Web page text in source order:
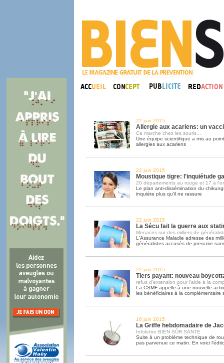
22 juin 2015
Allergie aux acariens: un
Ca marche chez les souris...
Une équipe scientifique a mis au
allergies aux acariens
22 juin 2015
Moustique tigre: l'inquiétude
20 départements au rouge et 17 à
Le plan anti-dissémination du
inquiète plus qu'il ne rassure
22 juin 2015
La Sécu fait la guerre aux
Menaces sur des milliers de
L'Assurance Maladie adresse des
généralistes accusés de prescrire
22 juin 2015
Tiers payant: nouveau
refus d'extension pour l'aide à la
La CSMF appelle à une nouvelle
les bénéficiaires à la complémentaire
16 juin 2015
La Griffe hebdomadaire de
Infolettre BIEN SÛR SANTE
Suite à un problème technique de
pas parvenue ce matin. En voici